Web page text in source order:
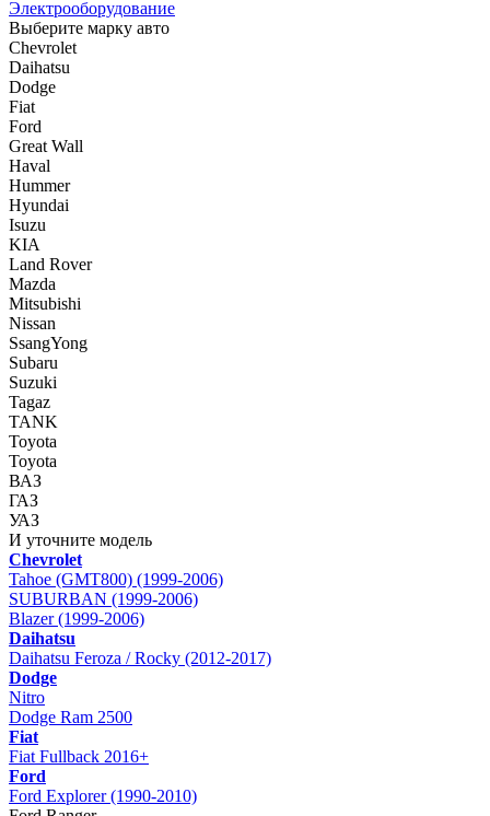
Электрооборудование
Выберите марку авто
Chevrolet
Daihatsu
Dodge
Fiat
Ford
Great Wall
Haval
Hummer
Hyundai
Isuzu
KIA
Land Rover
Mazda
Mitsubishi
Nissan
SsangYong
Subaru
Suzuki
Tagaz
TANK
Toyota
Toyota
ВАЗ
ГАЗ
УАЗ
И уточните модель
Chevrolet
Tahoe (GMT800) (1999-2006)
SUBURBAN (1999-2006)
Blazer (1999-2006)
Daihatsu
Daihatsu Feroza / Rocky (2012-2017)
Dodge
Nitro
Dodge Ram 2500
Fiat
Fiat Fullback 2016+
Ford
Ford Explorer (1990-2010)